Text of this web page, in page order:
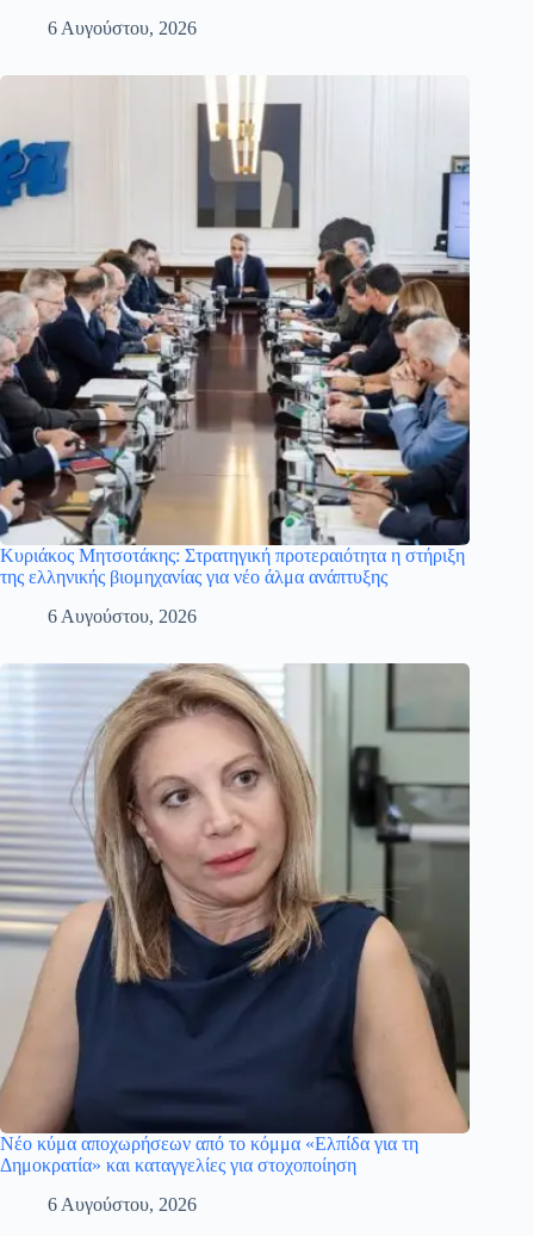
6 Αυγούστου, 2026
Κυριάκος Μητσοτάκης: Στρατηγική προτεραιότητα η στήριξη
της ελληνικής βιομηχανίας για νέο άλμα ανάπτυξης
6 Αυγούστου, 2026
Νέο κύμα αποχωρήσεων από το κόμμα «Ελπίδα για τη
Δημοκρατία» και καταγγελίες για στοχοποίηση
6 Αυγούστου, 2026